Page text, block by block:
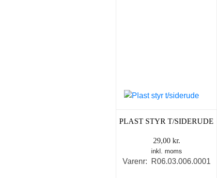
PLAST STYR T/SIDERUDE
29,00 kr.
inkl. moms
Varenr: R06.03.006.0001